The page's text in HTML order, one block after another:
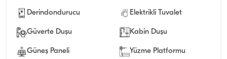
Derindondurucu Elektrikli Tuvalet
Güverte Duşu Kabin Duşu
Güneş Paneli Yüzme Platformu